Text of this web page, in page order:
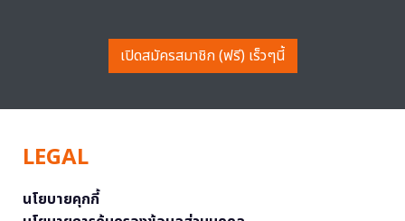
เปิดสมัครสมาชิก (ฟรี) เร็วๆนี้
LEGAL
นโยบายคุกกี้